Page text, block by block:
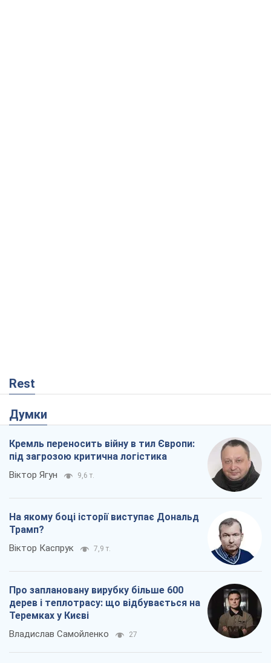
Rest
Думки
Кремль переносить війну в тил Європи:
під загрозою критична логістика
Віктор Ягун 9,6 т.
На якому боці історії виступає Дональд
Трамп?
Віктор Каспрук 7,9 т.
Про заплановану вирубку більше 600
дерев і теплотрасу: що відбувається на
Теремках у Києві
Владислав Самойленко 27